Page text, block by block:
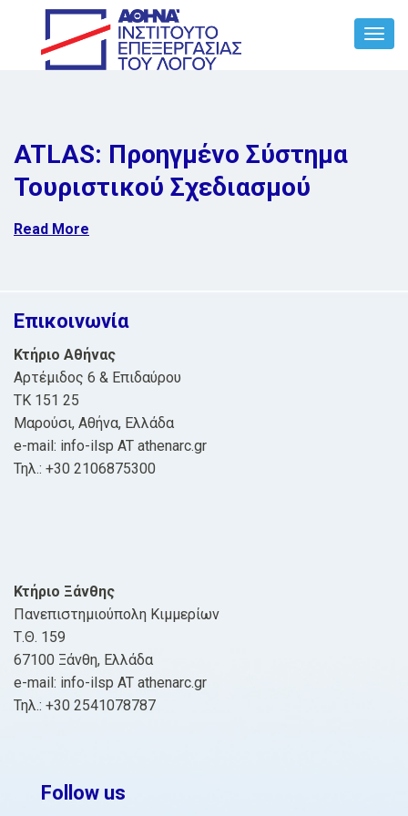
ATLAS: Προηγμένο Σύστημα
Τουριστικού Σχεδιασμού
Read More
Επικοινωνία
Κτήριο Αθήνας
Αρτέμιδος 6 & Επιδαύρου
ΤΚ 151 25
Μαρούσι, Αθήνα, Ελλάδα
e-mail: info-ilsp AT athenarc.gr
Τηλ.: +30 2106875300
Κτήριο Ξάνθης
Πανεπιστημιούπολη Κιμμερίων
Τ.Θ. 159
67100 Ξάνθη, Ελλάδα
e-mail: info-ilsp AT athenarc.gr
Τηλ.: +30 2541078787
Follow us